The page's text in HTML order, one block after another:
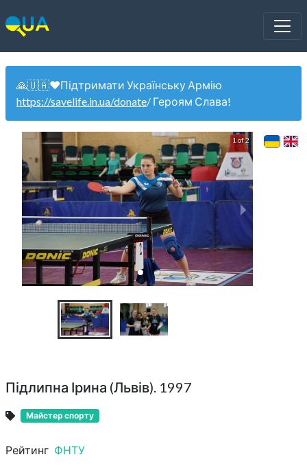
🙏🇺🇦❤️Підтримати Українську Армію
https://savelife.in.ua/donate/ Героям Слава!
1 of 2
Підлипна Ірина (Львів). 1997
Майстер спорту
Рейтинг ФНТУ